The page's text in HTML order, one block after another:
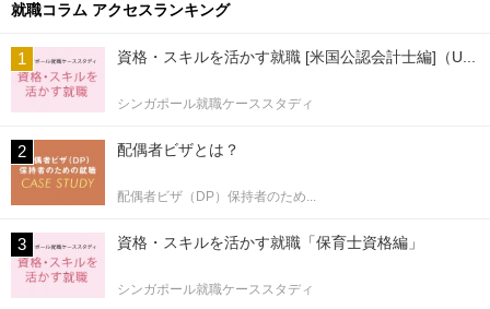
就職コラム アクセスランキング
資格・スキルを活かす就職 [米国公認会計士編]（U...
シンガポール就職ケーススタディ
配偶者ビザとは？
配偶者ビザ（DP）保持者のため...
資格・スキルを活かす就職「保育士資格編」
シンガポール就職ケーススタディ